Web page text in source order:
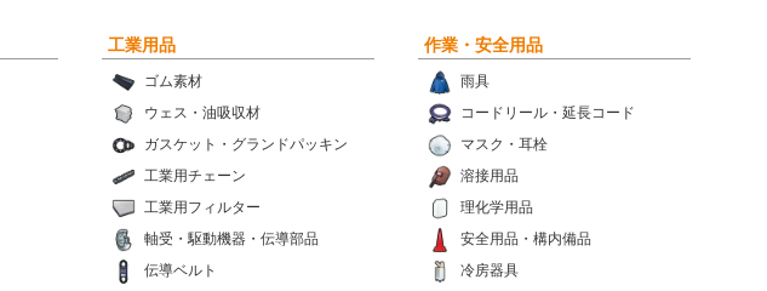
工業用品
ゴム素材
ウェス・油吸収材
ガスケット・グランドパッキン
工業用チェーン
工業用フィルター
軸受・駆動機器・伝導部品
伝導ベルト
作業・安全用品
雨具
コードリール・延長コード
マスク・耳栓
溶接用品
理化学用品
安全用品・構内備品
冷房器具